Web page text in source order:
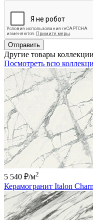
Отправить
Другие товары
Посмотреть всю
5 540 ₽/м2
Керамогранит Italon